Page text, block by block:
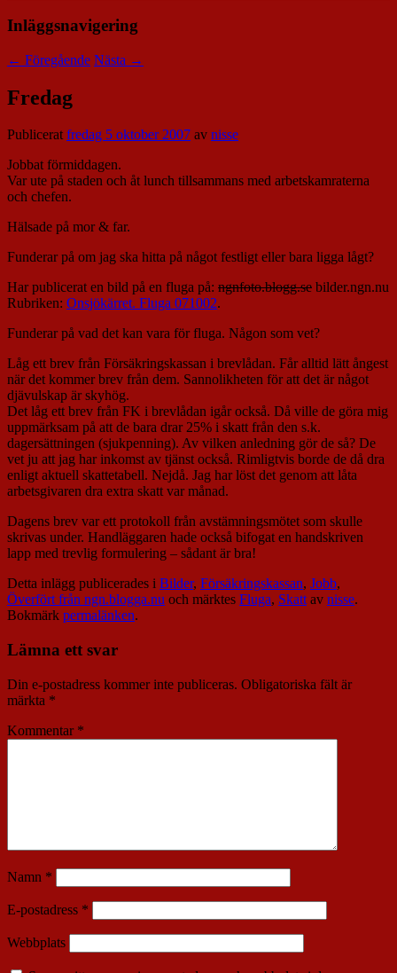
Inläggsnavigering
← Föregående Nästa →
Fredag
Publiceratfredag 5 oktober 2007 av nisse
Jobbat förmiddagen.
Var ute på staden och åt lunch tillsammans med arbetskamraterna
och chefen.
Hälsade på mor & far.
Funderar på om jag ska hitta på något festligt eller bara ligga lågt?
Har publicerat en bild på en fluga på: ngnfoto.blogg.se bilder.ngn.nu
Rubriken: Onsjökärret. Fluga 071002.
Funderar på vad det kan vara för fluga. Någon som vet?
Låg ett brev från Försäkringskassan i brevlådan. Får alltid lätt ångest
när det kommer brev från dem. Sannolikheten för att det är något
djävulskap är skyhög.
Det låg ett brev från FK i brevlådan igår också. Då ville de göra mig
uppmärksam på att de bara drar 25% i skatt från den s.k.
dagersättningen (sjukpenning). Av vilken anledning gör de så? De
vet ju att jag har inkomst av tjänst också. Rimligtvis borde de då dra
enligt aktuell skattetabell. Nejdå. Jag har löst det genom att låta
arbetsgivaren dra extra skatt var månad.
Dagens brev var ett protokoll från avstämningsmötet som skulle
skrivas under. Handläggaren hade också bifogat en handskriven
lapp med trevlig formulering – sådant är bra!
Detta inlägg publicerades i Bilder, Försäkringskassan, Jobb,
Överfört från ngn.blogga.nu och märktes Fluga, Skattav nisse.
Bokmärk permalänken.
Lämna ett svar
Din e-postadress kommer inte publiceras. Obligatoriska fält är
märkta *
Kommentar *
Namn *
E-postadress *
Webbplats